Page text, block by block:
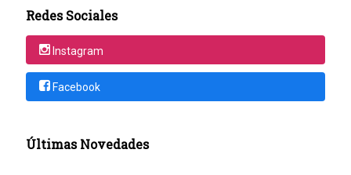
Redes Sociales
Instagram
Facebook
Últimas Novedades